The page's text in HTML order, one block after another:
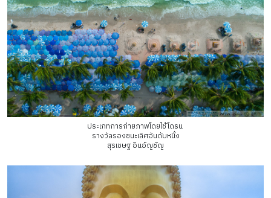
ประเภทการถ่ายภาพโดยใช้โดรน
รางวัลรองชนะเลิศอันดับหนึ่ง
สุรเชษฐ อินอัญชัญ